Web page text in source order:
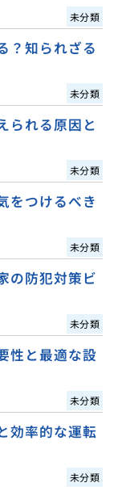
未分類
？知られざる
未分類
られる原因と
未分類
をつけるべき
未分類
の防犯対策ビ
未分類
性と最適な設
未分類
効率的な運転
未分類